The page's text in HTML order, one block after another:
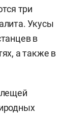
три
Укусы
в
а также в